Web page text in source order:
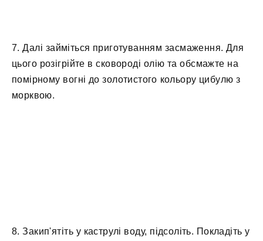
7. Далі займіться приготуванням засмаження. Для
цього розігрійте в сковороді олію та обсмажте на
помірному вогні до золотистого кольору цибулю з
морквою.
8. Закип'ятіть у каструлі воду, підсоліть. Покладіть у